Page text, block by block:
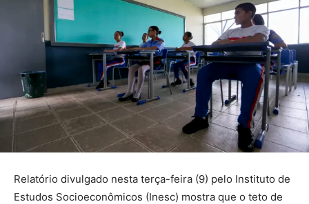
Relatório divulgado nesta terça-feira (9) pelo Instituto de
Estudos Socioeconômicos (Inesc) mostra que o teto de